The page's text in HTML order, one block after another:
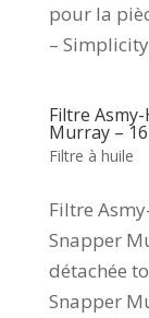
pour la
–
Filtre
Murray –
Filtre à huile
Filtre
Snapper
détachée
Snapper